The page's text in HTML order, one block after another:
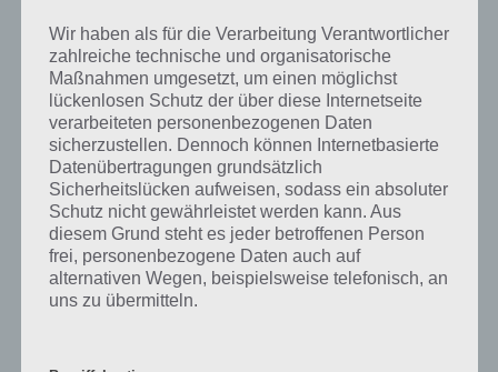
ANDROID, IPHONE UND IPAD
PAUL STELZER-01. JUNI 2015
[caption id="attachment_20500" align="alignright"
width="150"] App 94% von Scimob[/caption] Dieser
Artikel gibt dir die Lösungen zu Level 56, 57, 58, 59,…
Wir haben als für die Verarbeitung Verantwortlicher
zahlreiche technische und organisatorische
Maßnahmen umgesetzt, um einen möglichst
lückenlosen Schutz der über diese Internetseite
verarbeiteten personenbezogenen Daten
sicherzustellen. Dennoch können Internetbasierte
Datenübertragungen grundsätzlich
Sicherheitslücken aufweisen, sodass ein absoluter
Schutz nicht gewährleistet werden kann. Aus
diesem Grund steht es jeder betroffenen Person
frei, personenbezogene Daten auch auf
alternativen Wegen, beispielsweise telefonisch, an
uns zu übermitteln.